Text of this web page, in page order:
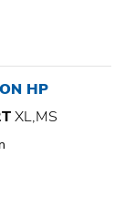
HP
XL,MS